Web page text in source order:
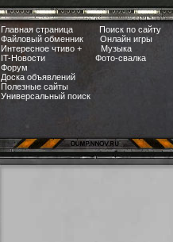
Главная страница
Поиск по сайту
Файловый обменник
Онлайн игры
Интересное чтиво +
Музыка
IT-Новости
Фото-свалка
Форум
Доска объявлений
Полезные сайты
Универсальный поиск